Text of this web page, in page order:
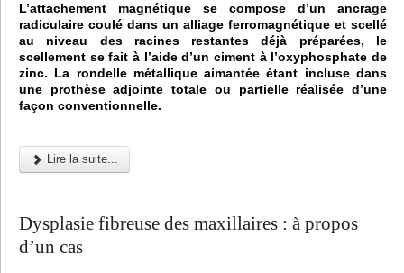
L’attachement magnétique se compose d’un ancrage
radiculaire coulé dans un alliage ferromagnétique et scellé
au niveau des racines restantes déjà préparées, le
scellement se fait à l’aide d’un ciment à l’oxyphosphate de
zinc. La rondelle métallique aimantée étant incluse dans
une prothèse adjointe totale ou partielle réalisée d’une
façon conventionnelle.
Lire la suite...
Dysplasie fibreuse des maxillaires : à propos
d’un cas